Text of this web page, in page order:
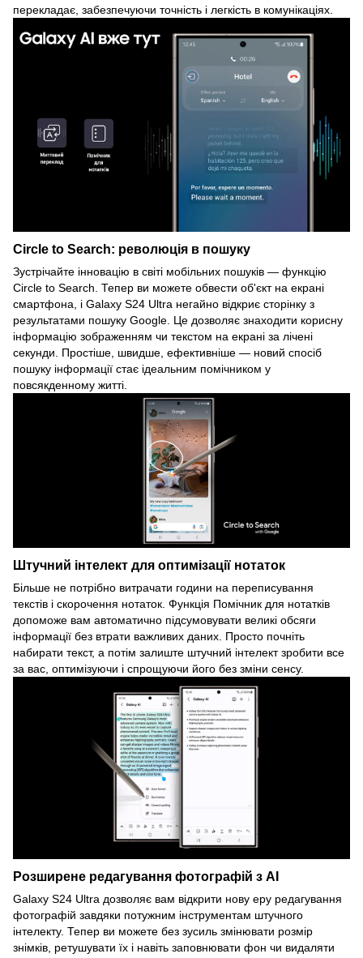
перекладає, забезпечуючи точність і легкість в комунікаціях.
Circle to Search: революція в пошуку
Зустрічайте інновацію в світі мобільних пошуків — функцію
Circle to Search. Тепер ви можете обвести об'єкт на екрані
смартфона, і Galaxy S24 Ultra негайно відкриє сторінку з
результатами пошуку Google. Це дозволяє знаходити корисну
інформацію зображенням чи текстом на екрані за лічені
секунди. Простіше, швидше, ефективніше — новий спосіб
пошуку інформації стає ідеальним помічником у
повсякденному житті.
Штучний інтелект для оптимізації нотаток
Більше не потрібно витрачати години на переписування
текстів і скорочення нотаток. Функція Помічник для нотатків
допоможе вам автоматично підсумовувати великі обсяги
інформації без втрати важливих даних. Просто почніть
набирати текст, а потім залиште штучний інтелект зробити все
за вас, оптимізуючи і спрощуючи його без зміни сенсу.
Розширене редагування фотографій з AI
Galaxy S24 Ultra дозволяє вам відкрити нову еру редагування
фотографій завдяки потужним інструментам штучного
інтелекту. Тепер ви можете без зусиль змінювати розмір
знімків, ретушувати їх і навіть заповнювати фон чи видаляти